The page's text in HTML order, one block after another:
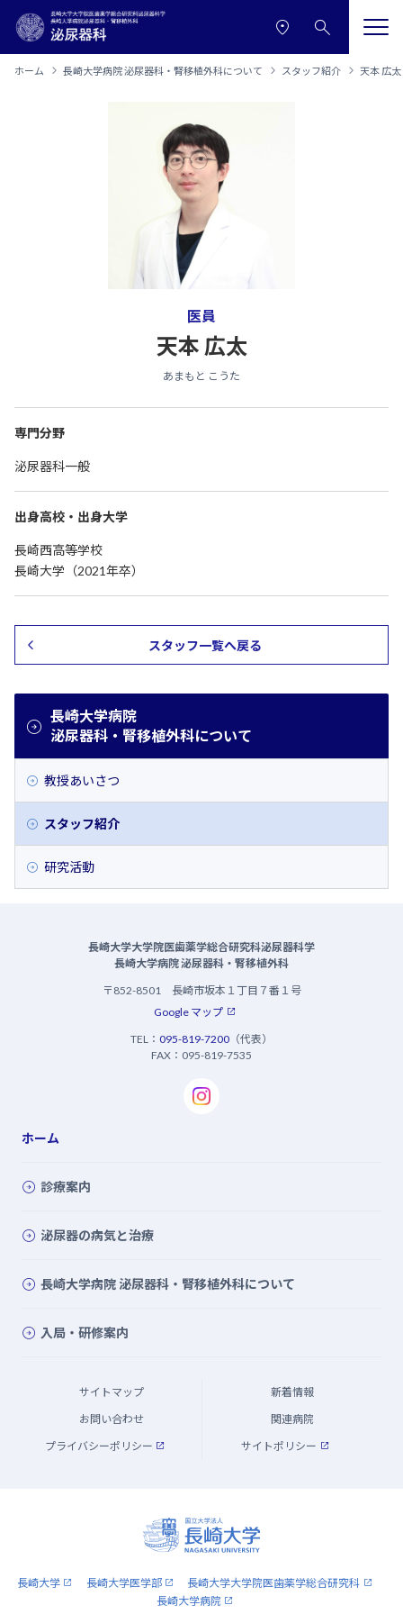
本文へ移動
サイトメニューへ移動
ホーム 長崎大学病院 泌尿器科・腎移植外科について スタッフ紹介 天本 広太
医員
天本 広太
あまもと こうた
専門分野
泌尿器科一般
出身高校・出身大学
長崎西高等学校
長崎大学（2021年卒）
スタッフ一覧へ戻る
長崎大学病院
泌尿器科・腎移植外科について
教授あいさつ
スタッフ紹介
研究活動
長崎大学大学院医歯薬学総合研究科泌尿器科学
長崎大学病院 泌尿器科・腎移植外科
〒852-8501 長崎市坂本１丁目７番１号
Google マップ
TEL： 095-819-7200 （代表）
FAX：095-819-7535
ホーム
診療案内
泌尿器の病気と治療
長崎大学病院 泌尿器科・腎移植外科について
入局・研修案内
サイトマップ
新着情報
お問い合わせ
関連病院
プライバシーポリシー
サイトポリシー
長崎大学 長崎大学医学部
長崎大学大学院医歯薬学総合研究科
長崎大学病院